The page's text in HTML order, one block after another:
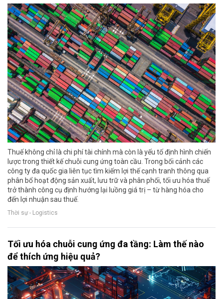
Thuế không chỉ là chi phí tài chính mà còn là yếu tố định hình chiến
lược trong thiết kế chuỗi cung ứng toàn cầu. Trong bối cảnh các
công ty đa quốc gia liên tục tìm kiếm lợi thế cạnh tranh thông qua
phân bổ hoạt động sản xuất, lưu trữ và phân phối, tối ưu hóa thuế
trở thành công cụ định hướng lại luồng giá trị – từ hàng hóa cho
đến lợi nhuận sau thuế.
Thời sự - Logistics
Tối ưu hóa chuỗi cung ứng đa tầng: Làm thế nào
để thích ứng hiệu quả?